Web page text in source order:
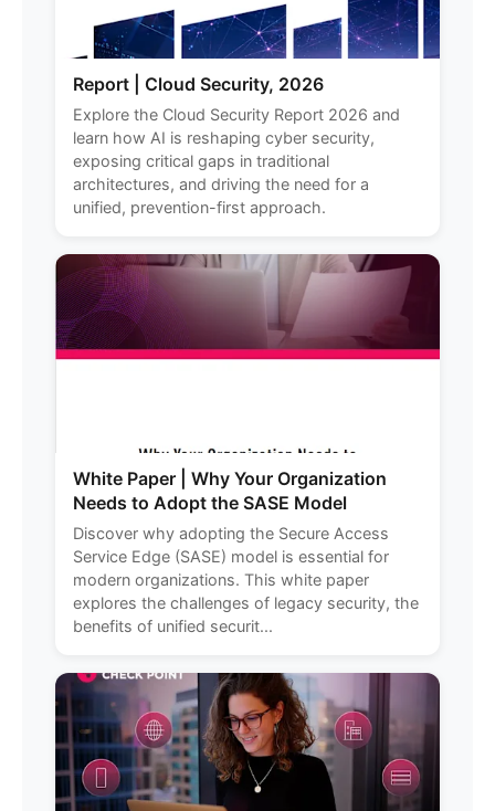
Report | Cloud Security, 2026
Explore the Cloud Security Report 2026 and
learn how AI is reshaping cyber security,
exposing critical gaps in traditional
architectures, and driving the need for a
unified, prevention-first approach.
White Paper | Why Your Organization
Needs to Adopt the SASE Model
Discover why adopting the Secure Access
Service Edge (SASE) model is essential for
modern organizations. This white paper
explores the challenges of legacy security, the
benefits of unified securit...